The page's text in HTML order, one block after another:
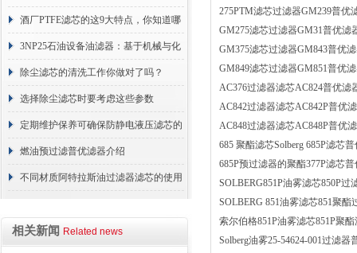
酒厂PTFE滤芯的这9大特点，你知道哪
些？
3NP25石油设备油滤器：基于机械与化
学协同的油液净化核心
除尘滤芯的清洗工作你做对了吗？
选择除尘滤芯时要考虑这些参数
定期维护保养可确保防静电液压滤芯的
正常工作
燃油预过滤普优滤器介绍
不同材质阿特拉斯油过滤器滤芯的使用
相关新闻 Related news
275PTM滤芯过滤器GM239普优
GM275滤芯过滤器GM31普优滤
GM375滤芯过滤器GM843普优
GM849滤芯过滤器GM851普优
AC376过滤器滤芯AC824普优滤
AC842过滤器滤芯AC842P普优
AC848过滤器滤芯AC848P普优
685 聚酯滤芯Solberg 685P滤芯
685P预过滤器的聚酯377P滤芯
SOLBERG851P油雾滤芯850P过
SOLBERG 851油雾滤芯851聚酯
索尔伯格851P油雾滤芯851P聚
Solberg油雾25-54624-001过滤器